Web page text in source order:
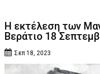
Η εκτέλεση των
Βεράτιο 18
Σεπ 18, 2023